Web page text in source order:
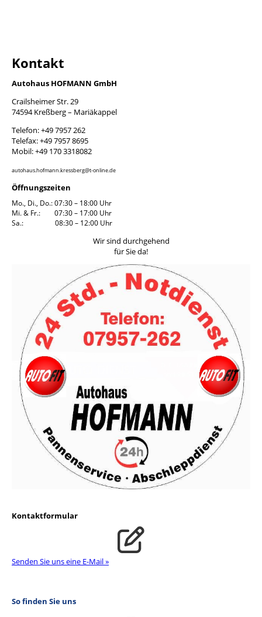
Kontakt
Autohaus HOFMANN GmbH
Crailsheimer Str. 29
74594 Kreßberg – Mariäkappel
Telefon: +49 7957 262
Telefax: +49 7957 8695
Mobil: +49 170 3318082
autohaus.hofmann.kressberg@t-online.de
Öffnungszeiten
Mo., Di., Do.: 07:30 – 18:00 Uhr
Mi. & Fr.: 07:30 – 17:00 Uhr
Sa.: 08:30 – 12:00 Uhr
Wir sind durchgehend
für Sie da!
Kontaktformular
Senden Sie uns eine E-Mail »
So finden Sie uns